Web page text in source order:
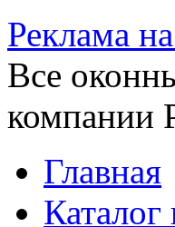
Реклама
Все
компании
Главная